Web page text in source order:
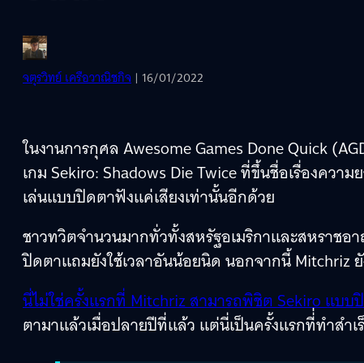
จตุรวิทย์ เครือวาณิชกิจ | 16/01/2022
ในงานการกุศล Awesome Games Done Quick
เกม Sekiro: Shadows Die Twice ที่ขึ้นชื่อเรื่องควา
เล่นแบบปิดตาฟังแค่เสียงเท่านั้นอีกด้วย
ชาวทวิตจำนวนมากทั่วทั้งสหรัฐอเมริกาและสหราชอ
ปิดตาแถมยังใช้เวลาอันน้อยนิด นอกจากนี้ Mitchriz
นี่ไม่ใช่ครั้งแรกที่ Mitchriz สามารถพิชิต Sekiro แบบ
ตามาแล้วเมื่อปลายปีที่แล้ว แต่นี่เป็นครั้งแรกที่่ทำสำ